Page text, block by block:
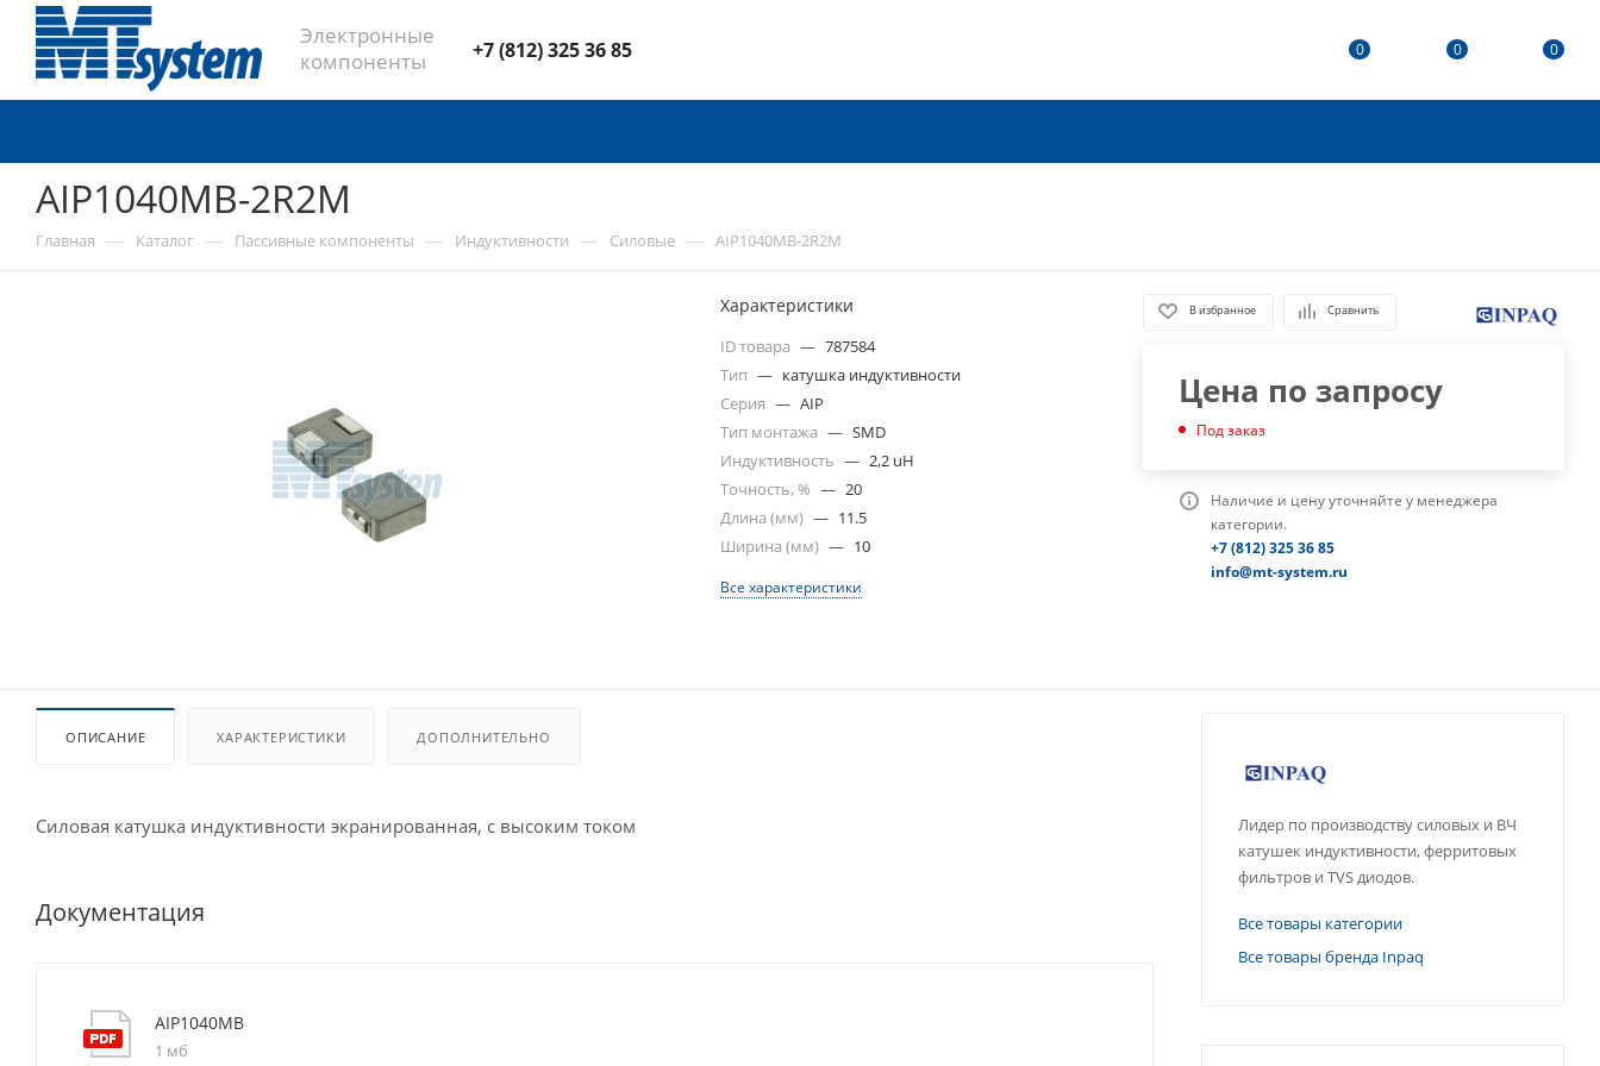
Электронные
компоненты
+7 (812) 325 36 85 0 0 0
AIP1040MB-2R2M
Главная — Каталог — Пассивные компоненты — Индуктивности — Силовые — AIP1040MB-2R2M
Характеристики
ID товара — 787584
Тип — катушка индуктивности
Серия — AIP
Тип монтажа — SMD
Индуктивность — 2,2 uH
Точность, % — 20
Длина (мм) — 11.5
Ширина (мм) — 10
Все характеристики
В избранное Сравнить
Цена по запросу
Под заказ
Наличие и цену уточняйте у менеджера
категории.
+7 (812) 325 36 85
info@mt-system.ru
ОПИСАНИЕ ХАРАКТЕРИСТИКИ ДОПОЛНИТЕЛЬНО
Силовая катушка индуктивности экранированная, с высоким током
Документация
AIP1040MB
1 мб
Лидер по производству силовых и ВЧ
катушек индуктивности, ферритовых
фильтров и TVS диодов.
Все товары категории
Все товары бренда Inpaq